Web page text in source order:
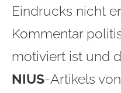
Eindrucks nicht
Kommentar
motiviert ist und
NIUS-Artikels